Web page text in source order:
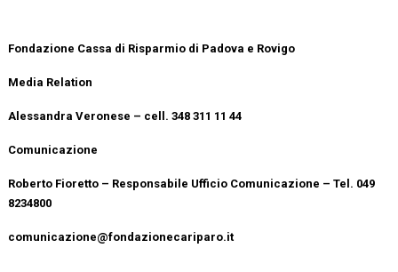
Fondazione Cassa di Risparmio di Padova e Rovigo
Media Relation
Alessandra Veronese – cell. 348 311 11 44
Comunicazione
Roberto Fioretto – Responsabile Ufficio Comunicazione – Tel. 049
8234800
comunicazione@fondazionecariparo.it